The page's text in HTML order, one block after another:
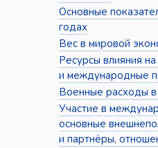
Основные
годах
Вес в мировой
Ресурсы влияния
и международные
Военные расходы
Участие в
основные
и партнёры,